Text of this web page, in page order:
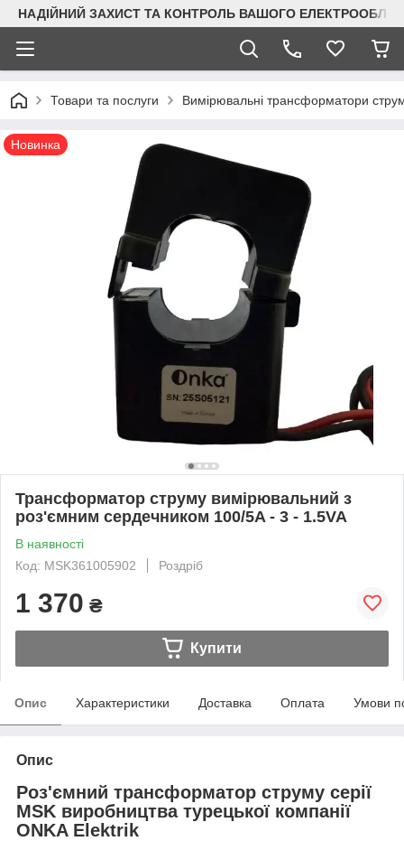
НАДІЙНИЙ ЗАХИСТ ТА КОНТРОЛЬ ВАШОГО
Товари та послуги Вимірювальні трансформатори
Новинка
Трансформатор струму вимірювальний з
роз'ємним сердечником 100/5A - 3 - 1.5VA
В наявності
Код: MSK361005902
Роздріб
1 370 ₴
Купити
Опис Характеристики Доставка Оплата Умови
Опис
Роз'ємний трансформатор струму серії
MSK виробництва турецької компанії
ONKA Elektrik